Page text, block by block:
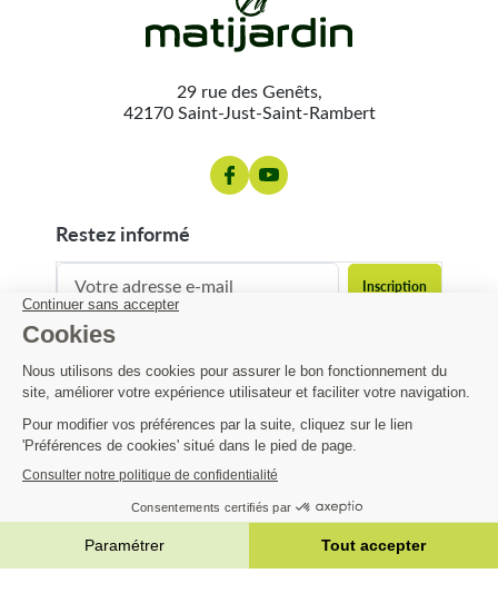
29 rue des Genêts,
42170 Saint-Just-Saint-Rambert
restez informé
contact@matijardin.fr 04 81 120 120
Matijardin
Infos pratiques
|Réalisation